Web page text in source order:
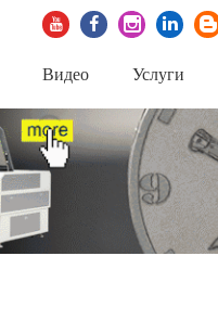
Видео Услуги